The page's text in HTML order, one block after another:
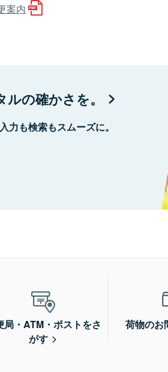
案内
の確かさを。
力も検索もスムーズに。
局・ATM・ポストをさ
がす
荷物のお